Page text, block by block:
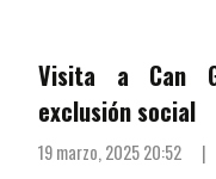
Visita a Can
exclusión social
19 marzo, 2025 20:52 |